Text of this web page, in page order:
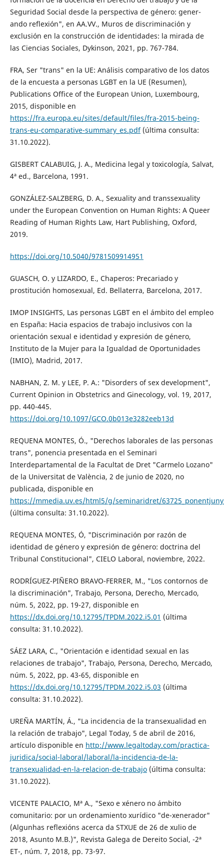
Seguridad Social desde la perspectiva de género: gener-
ando reflexión", en AA.VV., Muros de discriminación y
exclusión en la construcción de identidades: la mirada de
las Ciencias Sociales, Dykinson, 2021, pp. 767-784.
FRA, Ser "trans" en la UE: Análisis comparativo de los datos
de la encuesta a personas LGBT en la UE (Resumen),
Publications Office of the European Union, Luxembourg,
2015, disponible en
https://fra.europa.eu/sites/default/files/fra-2015-being-
trans-eu-comparative-summary_es.pdf(última consulta:
31.10.2022).
GISBERT CALABUIG, J. A., Medicina legal y toxicología, Salvat,
4ª ed., Barcelona, 1991.
GONZÁLEZ-SALZBERG, D. A., Sexuality and transsexuality
under the European Convention on Human Rights: A Queer
Reading of Human Rights Law, Hart Publishing, Oxford,
2019.
https://doi.org/10.5040/9781509914951
GUASCH, O. y LIZARDO, E., Chaperos: Precariado y
prostitución homosexual, Ed. Bellaterra, Barcelona, 2017.
IMOP INSIGHTS, Las personas LGBT en el ámbito del empleo
en España: Hacia espacios de trabajo inclusivos con la
orientación sexual e identidad y expresión de género,
Instituto de la Mujer para la Igualdad de Oportunidades
(IMIO), Madrid, 2017.
NABHAN, Z. M. y LEE, P. A.: "Disorders of sex development",
Current Opinion in Obstetrics and Ginecology, vol. 19, 2017,
pp. 440-445.
https://doi.org/10.1097/GCO.0b013e3282eeb13d
REQUENA MONTES, Ó., "Derechos laborales de las personas
trans", ponencia presentada en el Seminari
Interdepartamental de la Facultat de Dret "Carmelo Lozano"
de la Universitat de València, 2 de junio de 2020, no
publicada, disponible en
https://mmedia.uv.es/html5/g/seminaridret/
(última consulta: 31.10.2022).
REQUENA MONTES, Ó, "Discriminación por razón de
identidad de género y expresión de género: doctrina del
Tribunal Constitucional", CIELO Laboral, noviembre, 2022.
RODRÍGUEZ-PIÑERO BRAVO-FERRER, M., "Los contornos de
la discriminación", Trabajo, Persona, Derecho, Mercado,
núm. 5, 2022, pp. 19-27, disponible en
https://dx.doi.org/10.12795/TPDM.2022.i5.01 (última
consulta: 31.10.2022).
SÁEZ LARA, C., "Orientación e identidad sexual en las
relaciones de trabajo", Trabajo, Persona, Derecho, Mercado,
núm. 5, 2022, pp. 43-65, disponible en
https://dx.doi.org/10.12795/TPDM.2022.i5.03 (última
consulta: 31.10.2022).
UREÑA MARTÍN, Á., "La incidencia de la transexualidad en
la relación de trabajo", Legal Today, 5 de abril de 2016,
artículo disponible en http://www.legaltoday.com/practica-
juridica/social-laboral/laboral/la-incidencia-de-la-
transexualidad-en-la-relacion-de-trabajo(última consulta:
31.10.2022).
VICENTE PALACIO, Mª A., "Sexo e xénero no ámbito
comunitario: por un ordenamiento xurídico "de-xenerador"
(Algunhas reflexións acerca da STXUE de 26 de xulio de
2018, Asunto M.B.)", Revista Galega de Dereito Social, -2ª
ET-, núm. 7, 2018, pp. 73-97.